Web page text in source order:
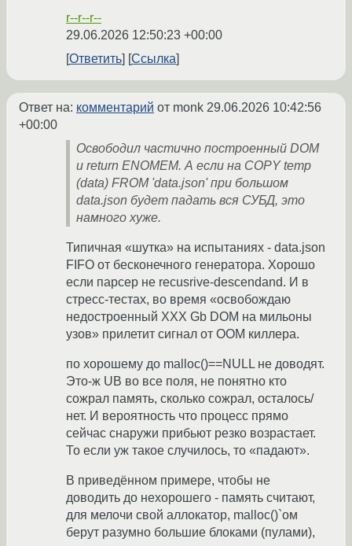
r--r--r--
29.06.2026 12:50:23 +00:00
Ответить
Ссылка
Ответ на: комментарий от monk 29.06.2026 10:42:56
+00:00
Освободил частично построенный DOM
и return ENOMEM. А если на COPY temp
(data) FROM 'data.json' при большом
data.json будет падать вся СУБД, это
намного хуже.
Типичная «шутка» на испытаниях - data.json
FIFO от бесконечного генератора. Хорошо
если парсер не recusrive-descendand. И в
стресс-тестах, во время «освобождаю
недостроенный XXX Gb DOM на мильоны
узов» прилетит сигнал от OOM киллера.
по хорошему до malloc()==NULL не доводят.
Это-ж UB во все поля, не понятно кто
сожрал память, сколько сожрал, осталось/
нет. И вероятность что процесс прямо
сейчас снаружи прибьют резко возрастает.
То если уж такое случилось, то «падают».
В приведённом примере, чтобы не
доводить до нехорошего - память считают,
для мелочи свой аллокатор, malloc()`ом
берут разумно большие блоками (пулами),